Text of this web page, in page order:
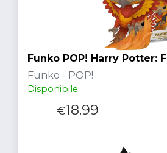
Funko POP! Harry Potter:
Funko - POP!
Disponibile
€18.99